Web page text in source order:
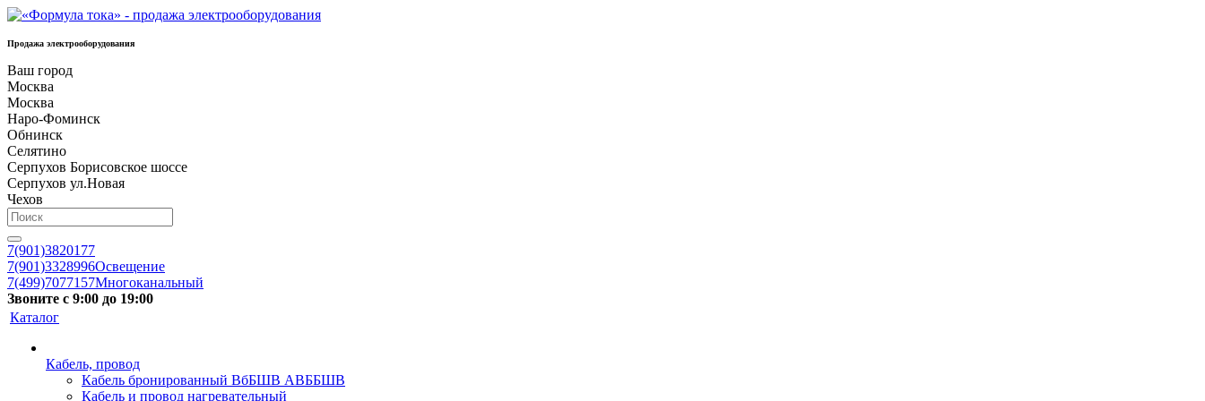
Продажа электрооборудования
Ваш город
Москва
Москва
Наро-Фоминск
Обнинск
Селятино
Серпухов Борисовское шоссе
Серпухов ул.Новая
Чехов
7(901)3820177
7(901)3328996Освещение
7(499)7077157Многоканальный
Звоните с 9:00 до 19:00
Каталог
Кабель, провод
Кабель бронированный ВбБШВ АВББШВ
Кабель и провод нагревательный